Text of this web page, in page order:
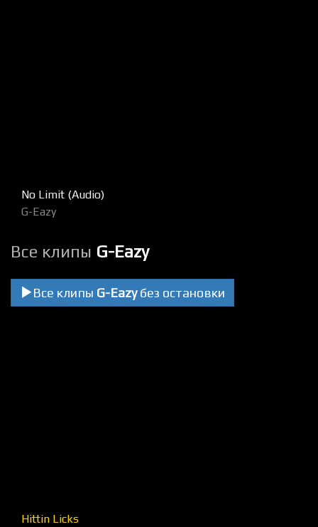
No Limit (Audio)
G-Eazy
Все клипы G-Eazy
Все клипы G-Eazyбез остановки
Hittin Licks